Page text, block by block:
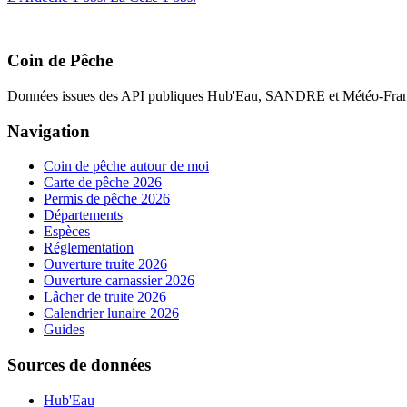
Coin de Pêche
Données issues des API publiques Hub'Eau, SANDRE et Météo-
Navigation
Coin de pêche autour de moi
Carte de pêche 2026
Permis de pêche 2026
Départements
Espèces
Réglementation
Ouverture truite 2026
Ouverture carnassier 2026
Lâcher de truite 2026
Calendrier lunaire 2026
Guides
Sources de données
Hub'Eau